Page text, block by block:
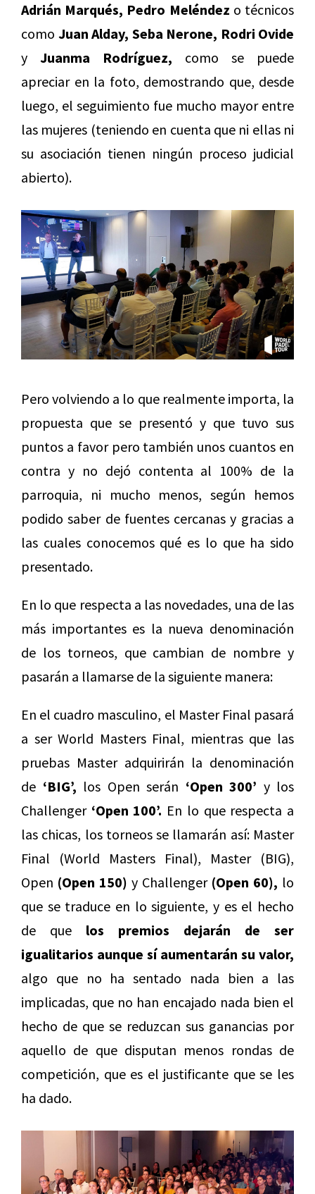
Adrián Marqués, Pedro Meléndez o técnicos
como Juan Alday, Seba Nerone, Rodri Ovide
y Juanma Rodríguez, como se puede
apreciar en la foto, demostrando que, desde
luego, el seguimiento fue mucho mayor entre
las mujeres (teniendo en cuenta que ni ellas ni
su asociación tienen ningún proceso judicial
abierto).
Pero volviendo a lo que realmente importa, la
propuesta que se presentó y que tuvo sus
puntos a favor pero también unos cuantos en
contra y no dejó contenta al 100% de la
parroquia, ni mucho menos, según hemos
podido saber de fuentes cercanas y gracias a
las cuales conocemos qué es lo que ha sido
presentado.
En lo que respecta a las novedades, una de las
más importantes es la nueva denominación
de los torneos, que cambian de nombre y
pasarán a llamarse de la siguiente manera:
En el cuadro masculino, el Master Final pasará
a ser World Masters Final, mientras que las
pruebas Master adquirirán la denominación
de ‘BIG’, los Open serán ‘Open 300’ y los
Challenger ‘Open 100’. En lo que respecta a
las chicas, los torneos se llamarán así: Master
Final (World Masters Final), Master (BIG),
Open (Open 150) y Challenger (Open 60), lo
que se traduce en lo siguiente, y es el hecho
de que los premios dejarán de ser
igualitarios aunque sí aumentarán su valor,
algo que no ha sentado nada bien a las
implicadas, que no han encajado nada bien el
hecho de que se reduzcan sus ganancias por
aquello de que disputan menos rondas de
competición, que es el justificante que se les
ha dado.